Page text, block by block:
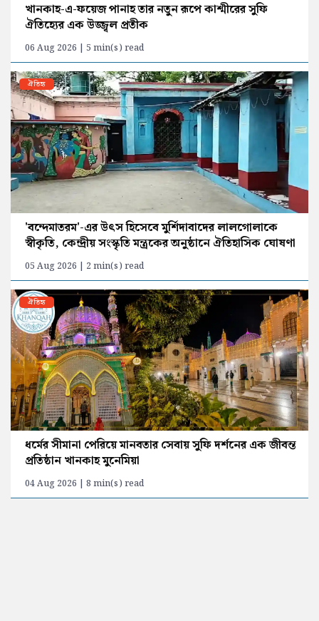
খানকাহ-এ-ফয়েজ পানাহ তার নতুন রূপে কাশ্মীরের সুফি
ঐতিহ্যের এক উজ্জ্বল প্রতীক
06 Aug 2026 | 5 min(s) read
ঐতিহ্য
'বন্দেমাতরম'-এর উৎস হিসেবে মুর্শিদাবাদের লালগোলাকে
স্বীকৃতি, কেন্দ্রীয় সংস্কৃতি মন্ত্রকের অনুষ্ঠানে ঐতিহাসিক ঘোষণা
05 Aug 2026 | 2 min(s) read
ঐতিহ্য
ধর্মের সীমানা পেরিয়ে মানবতার সেবায় সুফি দর্শনের এক জীবন্ত
প্রতিষ্ঠান খানকাহ মুনেমিয়া
04 Aug 2026 | 8 min(s) read